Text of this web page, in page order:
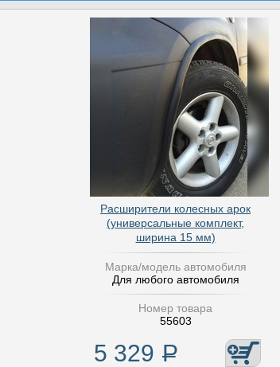
Расширители колесных арок
(универсальные комплект,
ширина 15 мм)
Марка/модель автомобиля
Для любого автомобиля
Номер товара
55603
5 329 Р